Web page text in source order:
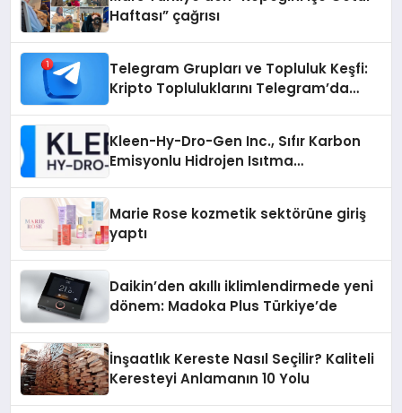
Haftası” çağrısı
Telegram Grupları ve Topluluk Keşfi:
Kripto Topluluklarını Telegram’da
Kleen-Hy-Dro-Gen Inc., Sıfır Karbon
Emisyonlu Hidrojen Isıtma
Marie Rose kozmetik sektörüne giriş
yaptı
Daikin’den akıllı iklimlendirmede yeni
dönem: Madoka Plus Türkiye’de
İnşaatlık Kereste Nasıl Seçilir? Kaliteli
Keresteyi Anlamanın 10 Yolu